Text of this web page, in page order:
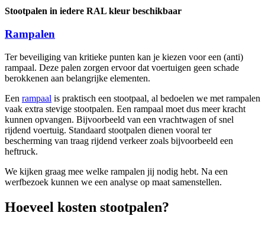
Stootpalen in iedere RAL kleur beschikbaar
Rampalen
Ter beveiliging van kritieke punten kan je kiezen voor een (anti)
rampaal. Deze palen zorgen ervoor dat voertuigen geen schade
berokkenen aan belangrijke elementen.
Een rampaal is praktisch een stootpaal, al bedoelen we met rampalen
vaak extra stevige stootpalen. Een rampaal moet dus meer kracht
kunnen opvangen. Bijvoorbeeld van een vrachtwagen of snel
rijdend voertuig. Standaard stootpalen dienen vooral ter
bescherming van traag rijdend verkeer zoals bijvoorbeeld een
heftruck.
We kijken graag mee welke rampalen jij nodig hebt. Na een
werfbezoek kunnen we een analyse op maat samenstellen.
Hoeveel kosten stootpalen?